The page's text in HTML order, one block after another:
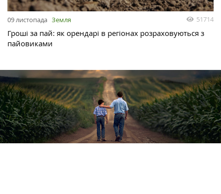
09 листопада Земля 51714
Гроші за пай: як орендарі в регіонах розраховуються з
пайовиками